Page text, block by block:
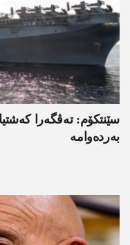
سێنتکۆم: تەڤگەرا
بەردەوامە